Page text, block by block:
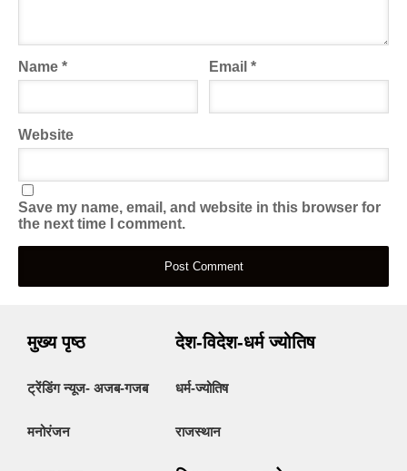
Name * Email*
Website
Save my name, email, and website in this browser for
the next time I comment.
मुख्य पृष्ठ
ट्रेंडिंग न्यूज- अजब-गजब
मनोरंजन
देश-विदेश-धर्म ज्योतिष
धर्म-ज्योतिष
राजस्थान